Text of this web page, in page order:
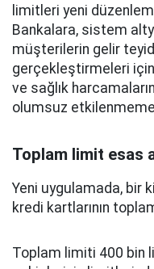
limitleri yeni
Bankalara, sistem
müşterilerin gelir
gerçekleştirmeleri
ve sağlık
olumsuz
Toplam limit esas
Yeni uygulamada, bir
kredi kartlarının
Toplam limiti 400 bin